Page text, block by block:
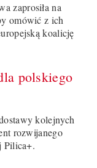
zaprosiła na
omówić z ich
koalicję
polskiego
kolejnych
rozwijanego
Pilica+.